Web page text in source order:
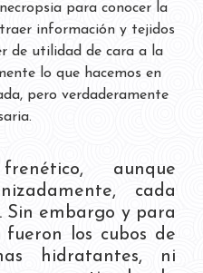
para conocer la
información y tejidos
de utilidad de cara a la
lo que hacemos en
pero verdaderamente
aunque
cada
Sin embargo y para
fueron los cubos de
hidratantes, ni